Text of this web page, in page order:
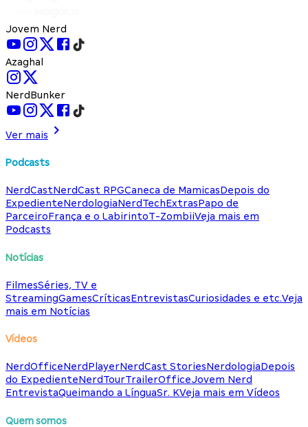
Jovem Nerd
Azaghal
NerdBunker
Ver mais
Podcasts
NerdCastNerdCast RPGCaneca de MamicasDepois do
ExpedienteNerdologiaNerdTechExtrasPapo de
ParceiroFrança e o LabirintoT-ZombiiVeja mais em
Podcasts
Notícias
FilmesSéries, TV e
StreamingGamesCríticasEntrevistasCuriosidades e etc.Veja
mais em Notícias
Vídeos
NerdOfficeNerdPlayerNerdCast StoriesNerdologiaDepois
do ExpedienteNerdTourTrailerOfficeJovem Nerd
EntrevistaQueimando a LínguaSr. KVeja mais em Vídeos
Quem somos